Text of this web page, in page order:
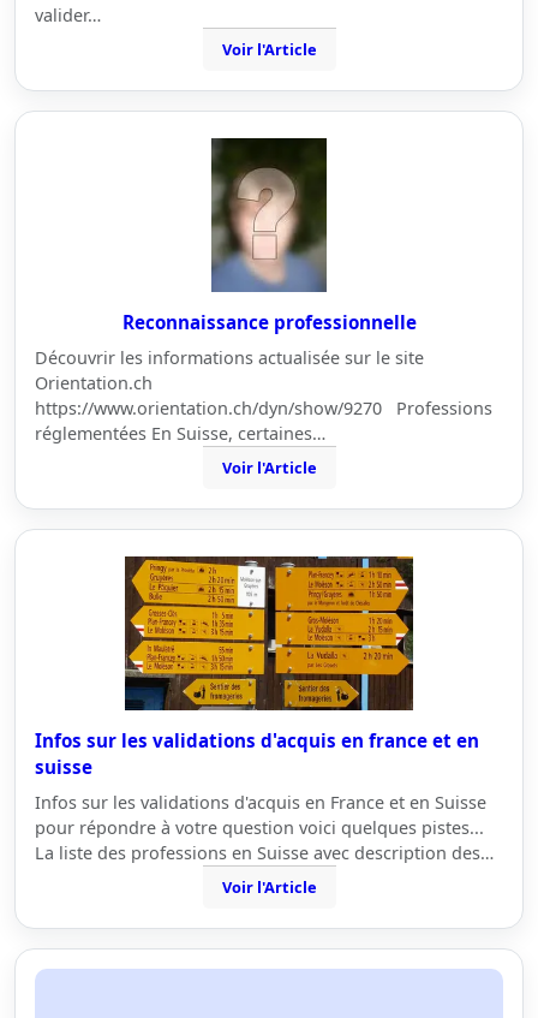
valider…
Voir l'Article
Reconnaissance professionnelle
Découvrir les informations actualisée sur le site
Orientation.ch
https://www.orientation.ch/dyn/show/9270 Professions
réglementées En Suisse, certaines…
Voir l'Article
Infos sur les validations d'acquis en france et en
suisse
Infos sur les validations d'acquis en France et en Suisse
pour répondre à votre question voici quelques pistes...
La liste des professions en Suisse avec description des…
Voir l'Article